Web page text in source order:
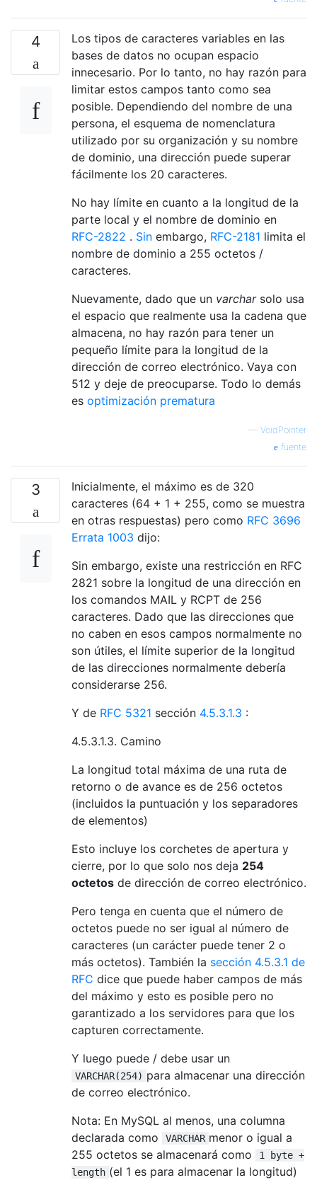
4
Los tipos de caracteres variables en las
bases de datos no ocupan espacio
innecesario. Por lo tanto, no hay razón para
limitar estos campos tanto como sea
posible. Dependiendo del nombre de una
persona, el esquema de nomenclatura
utilizado por su organización y su nombre
de dominio, una dirección puede superar
fácilmente los 20 caracteres.
No hay límite en cuanto a la longitud de la
parte local y el nombre de dominio en
RFC-2822 . Sin embargo, RFC-2181 limita el
nombre de dominio a 255 octetos /
caracteres.
Nuevamente, dado que un varcharsolo usa
el espacio que realmente usa la cadena que
almacena, no hay razón para tener un
pequeño límite para la longitud de la
dirección de correo electrónico. Vaya con
512 y deje de preocuparse. Todo lo demás
es optimización prematura
— VoidPointer
fuente
3
Inicialmente, el máximo es de 320
caracteres (64 + 1 + 255, como se muestra
en otras respuestas) pero como RFC 3696
Errata 1003 dijo:
Sin embargo, existe una restricción en RFC
2821 sobre la longitud de una dirección en
los comandos MAIL y RCPT de 256
caracteres. Dado que las direcciones que
no caben en esos campos normalmente no
son útiles, el límite superior de la longitud
de las direcciones normalmente debería
considerarse 256.
Y de RFC 5321 sección 4.5.3.1.3 :
4.5.3.1.3. Camino
La longitud total máxima de una ruta de
retorno o de avance es de 256 octetos
(incluidos la puntuación y los separadores
de elementos)
Esto incluye los corchetes de apertura y
cierre, por lo que solo nos deja 254
octetos de dirección de correo electrónico.
Pero tenga en cuenta que el número de
octetos puede no ser igual al número de
caracteres (un carácter puede tener 2 o
más octetos). También la sección 4.5.3.1 de
RFC dice que puede haber campos de más
del máximo y esto es posible pero no
garantizado a los servidores para que los
capturen correctamente.
Y luego puede / debe usar un
VARCHAR(254) para almacenar una dirección
de correo electrónico.
Nota: En MySQL al menos, una columna
declarada como
VARCHAR menor o igual a
255 octetos se almacenará como
1 byte +
length (el 1 es para almacenar la longitud)